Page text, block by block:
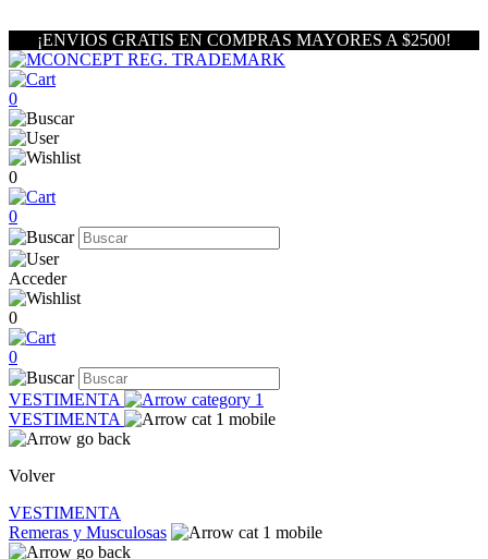
¡ENVIOS GRATIS EN COMPRAS MAYORES A $2500!
0
0
0
Acceder
0
0
VESTIMENTA
VESTIMENTA
Volver
VESTIMENTA
Remeras y Musculosas